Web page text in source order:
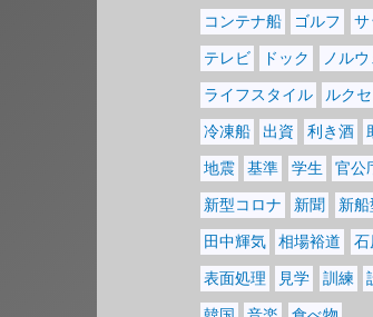
コンテナ船 ゴルフ サ
テレビ ドック ノル
ライフスタイル ルク
冷凍船 出資 利き酒
地震 基準 学生 官公
新型コロナ 新聞 新船
田中輝気 相場裕道 石
表面処理 見学 訓練